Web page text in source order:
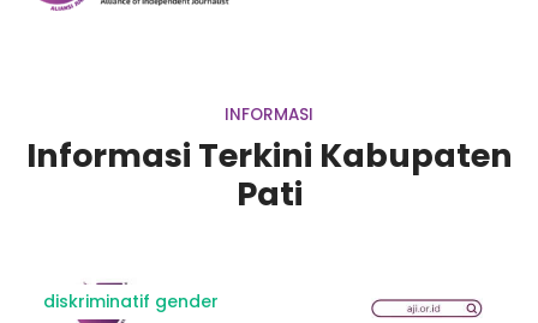
INFORMASI
Informasi Terkini Kabupaten
Pati
diskriminatif gender